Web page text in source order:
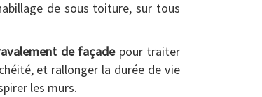
de sous toiture, sur tous
de façadepour traiter
et rallonger la durée de vie
les murs.